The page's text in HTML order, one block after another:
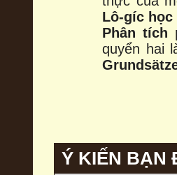
Lô-gíc
Phân tích
quyển hai
Ý KIẾN BẠN